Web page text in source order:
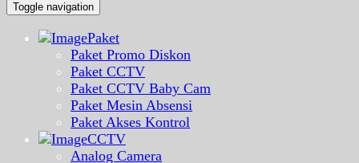
Toggle navigation
Paket
Paket Promo Diskon
Paket CCTV
Paket CCTV Baby Cam
Paket Mesin Absensi
Paket Akses Kontrol
CCTV
Analog Camera